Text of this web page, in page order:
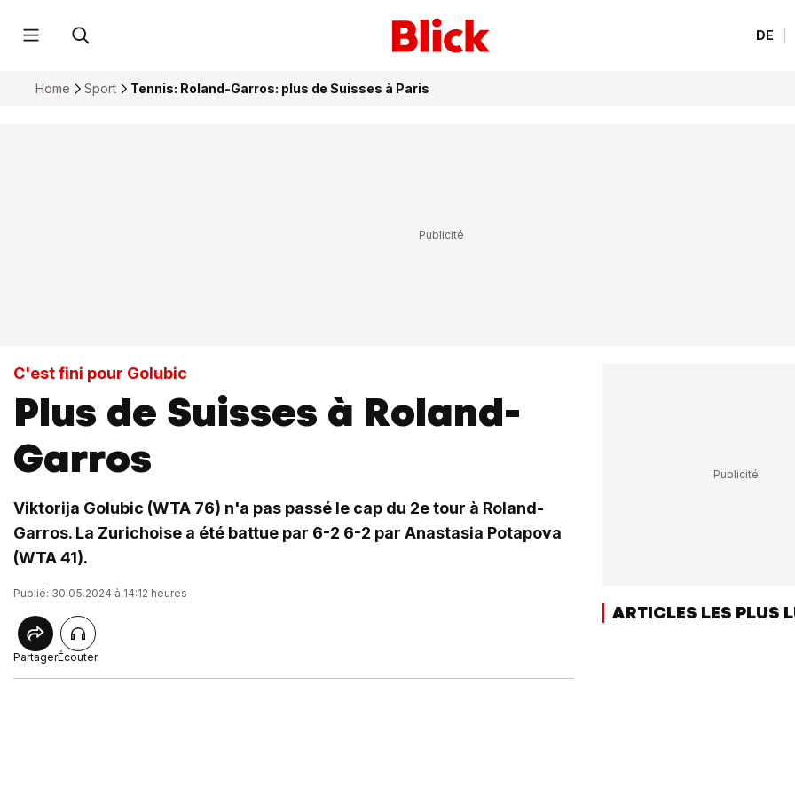
DE
Home Sport Tennis: Roland-Garros: plus de Suisses à Paris
C'est fini pour Golubic
Plus de Suisses à Roland-
Garros
Viktorija Golubic (WTA 76) n'a pas passé le cap du 2e tour à Roland-
Garros. La Zurichoise a été battue par 6-2 6-2 par Anastasia Potapova
(WTA 41).
Publié: 30.05.2024 à 14:12 heures
PartagerÉcouter
ARTICLES LES PLUS